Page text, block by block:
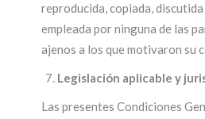
reproducida, copiada,
empleada por ninguna de las
ajenos a los que motivaron su
Legislación aplicable y
Las presentes Condiciones